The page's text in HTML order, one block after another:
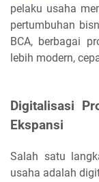
pelaku usaha
pertumbuhan
BCA, berbagai
lebih modern,
Digitalisasi
Ekspansi
Salah satu
usaha adalah